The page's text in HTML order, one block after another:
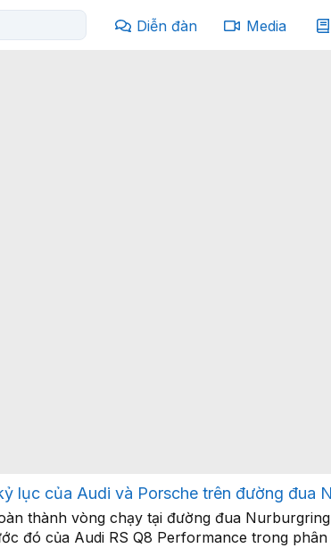
Diễn đàn Media
lục của Audi và Porsche trên đường đua
thành vòng chạy tại đường đua
đó của Audi RS Q8 Performance trong